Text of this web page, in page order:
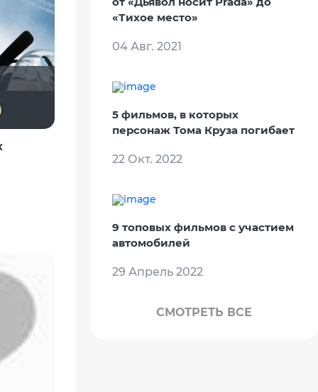
«Тихое место»
04 Авг. 2021
5 фильмов, в которых
персонаж Тома Круза погибает
22 Окт. 2022
9 топовых фильмов с участием
автомобилей
29 Апрель 2022
СМОТРЕТЬ ВСЕ